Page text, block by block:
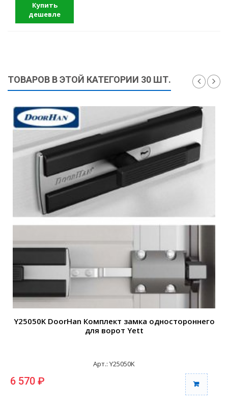
Купить
дешевле
ТОВАРОВ В ЭТОЙ КАТЕГОРИИ 30 ШТ.
Y25050K DoorHan Комплект замка одностороннего
для ворот Yett
Арт.: Y25050K
6 570 ₽